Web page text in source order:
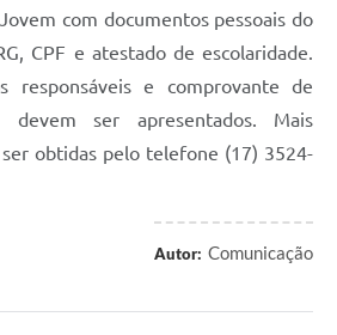
com documentos pessoais do
CPF e atestado de escolaridade.
responsáveis e comprovante de
devem ser apresentados. Mais
obtidas pelo telefone (17) 3524-
Autor: Comunicação